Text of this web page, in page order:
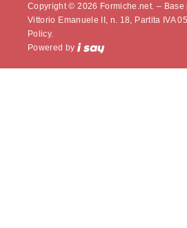
Copyright © 2026 Formiche.net. – Base
Vittorio Emanuele II, n. 18, Partita IVA
Policy.
Powered by